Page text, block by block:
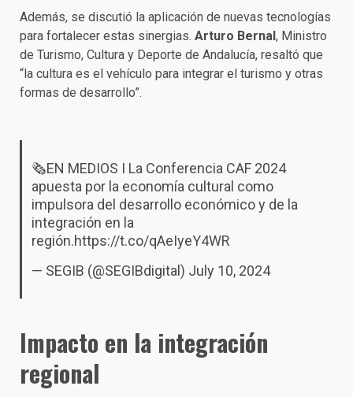
Además, se discutió la aplicación de nuevas tecnologías
para fortalecer estas sinergias. Arturo Bernal, Ministro
de Turismo, Cultura y Deporte de Andalucía, resaltó que
“la cultura es el vehículo para integrar el turismo y otras
formas de desarrollo”.
🗞️EN MEDIOS I La Conferencia CAF 2024
apuesta por la economía cultural como
impulsora del desarrollo económico y de la
integración en la
región.https://t.co/qAeIyeY4WR
— SEGIB (@SEGIBdigital) July 10, 2024
Impacto en la integración
regional